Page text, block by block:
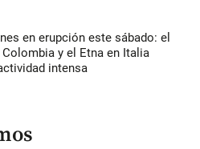
en erupción este sábado: el
Colombia y el Etna en Italia
intensa